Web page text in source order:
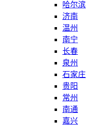
哈尔滨
济南
温州
南宁
长春
泉州
石家庄
贵阳
常州
南通
嘉兴